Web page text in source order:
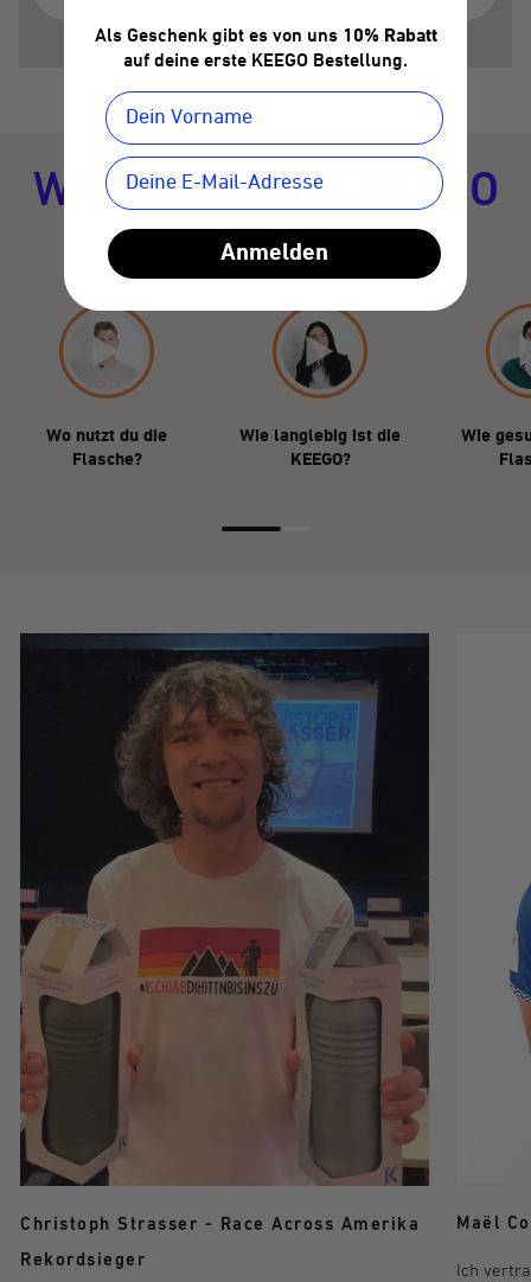
WAS ZEICHNET KEEGO
AUS?
Wo nutzt du die
Flasche?
Wie langlebig ist die
KEEGO?
Wie
Christoph Strasser - Race Across Amerika
Rekordsieger
Maël
Ich
Als Geschenk gibt es von uns 10% Rabatt
auf deine erste KEEGO Bestellung.
Anmelden